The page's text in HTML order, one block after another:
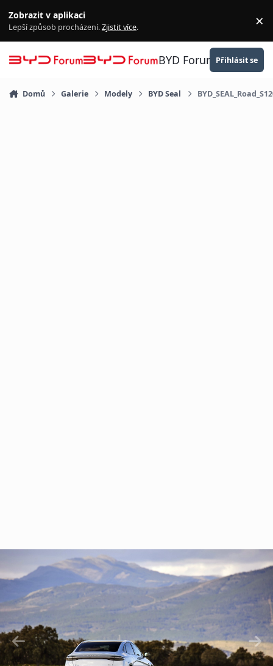
Zobrazit v aplikaci
Lepší způsob procházení.Zjistit více. ×
BYD Forum Přihlásit se
Domů Galerie Modely BYD Seal